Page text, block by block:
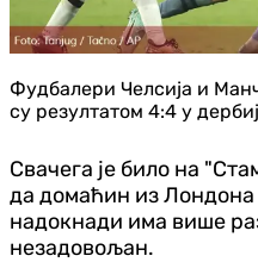
Фудбалери Челсија и
су резултатом 4:4 у
Свачега је било на
да домаћин из Лондона
надокнади има више
незадовољан.